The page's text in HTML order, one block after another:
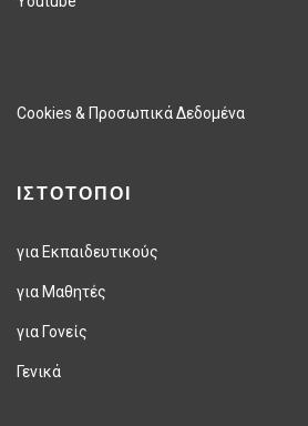
Cookies & Προσωπικά Δεδομένα
ΙΣΤΟΤΟΠΟΙ
για Εκπαιδευτικούς
για Μαθητές
για Γονείς
Γενικά